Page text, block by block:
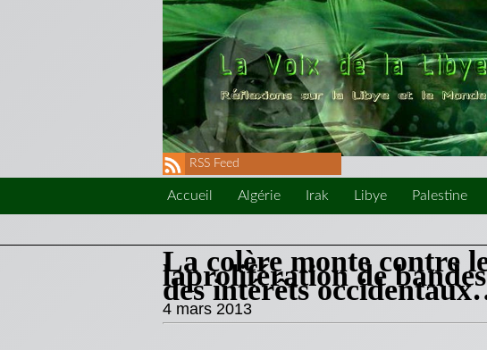
RSS Feed
Accueil Algérie Irak Libye Palestine
La colère monte contre
laprolifération de
des intérêts
4 mars 2013